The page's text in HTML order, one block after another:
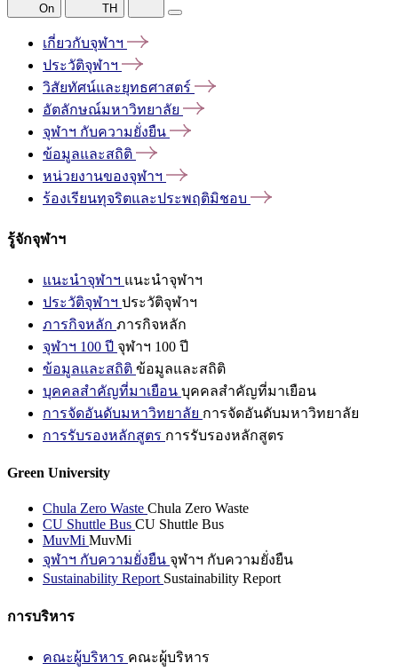
On TH
เกี่ยวกับจุฬาฯ
ประวัติจุฬาฯ
วิสัยทัศน์และยุทธศาสตร์
อัตลักษณ์มหาวิทยาลัย
จุฬาฯ กับความยั่งยืน
ข้อมูลและสถิติ
หน่วยงานของจุฬาฯ
ร้องเรียนทุจริตและประพฤติมิชอบ
รู้จักจุฬาฯ
แนะนำจุฬาฯ แนะนำจุฬาฯ
ประวัติจุฬาฯ ประวัติจุฬาฯ
ภารกิจหลัก ภารกิจหลัก
จุฬาฯ 100 ปี จุฬาฯ 100 ปี
ข้อมูลและสถิติ ข้อมูลและสถิติ
บุคคลสำคัญที่มาเยือน บุคคลสำคัญที่มาเยือน
การจัดอันดับมหาวิทยาลัย การจัดอันดับมหาวิทยาลัย
การรับรองหลักสูตร การรับรองหลักสูตร
Green University
Chula Zero Waste Chula Zero Waste
CU Shuttle Bus CU Shuttle Bus
MuvMi MuvMi
จุฬาฯ กับความยั่งยืน จุฬาฯ กับความยั่งยืน
Sustainability Report Sustainability Report
การบริหาร
คณะผู้บริหาร คณะผู้บริหาร